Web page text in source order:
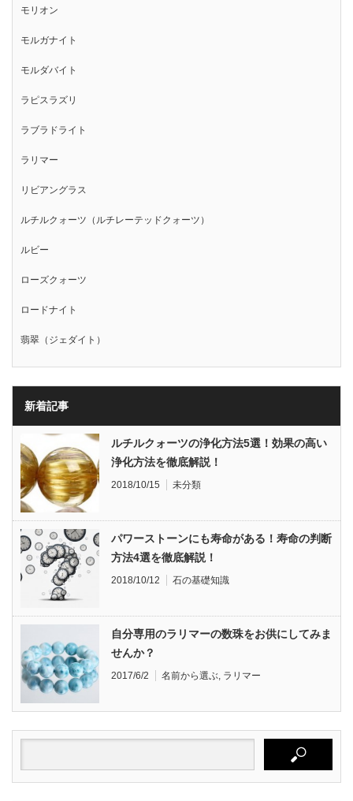
モリオン
モルガナイト
モルダバイト
ラピスラズリ
ラブラドライト
ラリマー
リビアングラス
ルチルクォーツ（ルチレーテッドクォーツ）
ルビー
ローズクォーツ
ロードナイト
翡翠（ジェダイト）
新着記事
ルチルクォーツの浄化方法5選！効果の高い
浄化方法を徹底解説！
2018/10/15 未分類
パワーストーンにも寿命がある！寿命の判断
方法4選を徹底解説！
2018/10/12 石の基礎知識
自分専用のラリマーの数珠をお供にしてみま
せんか？
2017/6/2 名前から選ぶ ラリマー